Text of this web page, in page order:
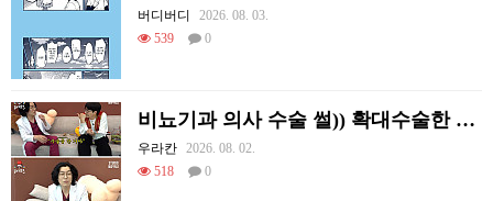
버디버디
2026. 08. 03.
539
0
비뇨기과 의사 수술 썰)) 확대수술한 여러 셀럽들
우라칸 2026. 08. 02.
518
0